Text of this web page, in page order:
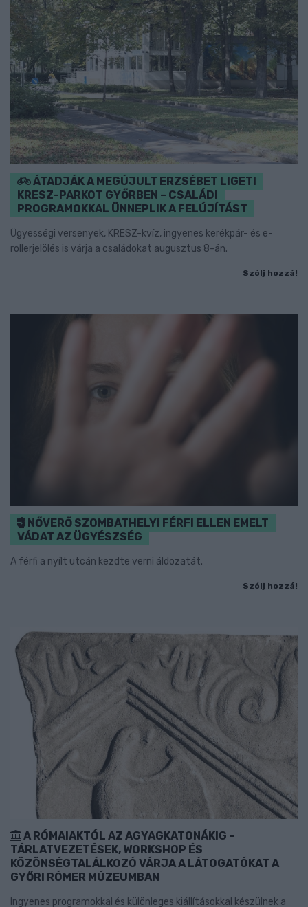
ÁTADJÁK A MEGÚJULT ERZSÉBET LIGETI
KRESZ-PARKOT GYŐRBEN – CSALÁDI
PROGRAMOKKAL ÜNNEPLIK A FELÚJÍTÁST
Ügyességi versenyek, KRESZ-kvíz, ingyenes kerékpár- és e-
rollerjelölés is várja a családokat augusztus 8-án.
Szólj hozzá!
NŐVERŐ SZOMBATHELYI FÉRFI ELLEN EMELT
VÁDAT AZ ÜGYÉSZSÉG
A férfi a nyílt utcán kezdte verni áldozatát.
Szólj hozzá!
A RÓMAIAKTÓL AZ AGYAGKATONÁKIG –
TÁRLATVEZETÉSEK, WORKSHOP ÉS
KÖZÖNSÉGTALÁLKOZÓ VÁRJA A LÁTOGATÓKAT A
GYŐRI RÓMER MÚZEUMBAN
Ingyenes programokkal és különleges kiállításokkal készülnek a